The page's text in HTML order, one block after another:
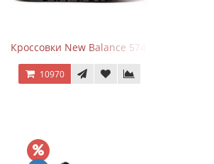
Кроссовки New Balance 574 Light Grey Pink
10970